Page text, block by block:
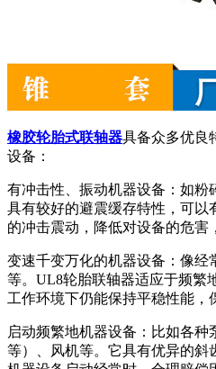
橡胶轮胎式联轴器具备众多优良
设备：
有冲击性、振动机器设备：如粉
具有较好的避震缓存特性，可以
的冲击震动，降低对设备的危害
变速千变万化的机器设备：像经
等。UL8轮胎联轴器适应于频繁
工作环境下仍能保持平稳性能，
启动频繁地机器设备：比如各种
等）、风机等。它具有优异的斜